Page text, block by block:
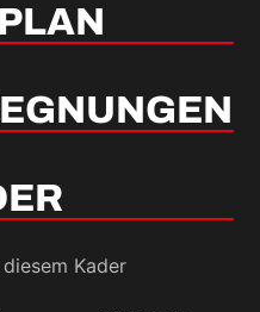
Kader